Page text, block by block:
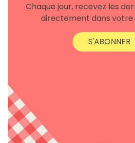
Chaque jour, recevez les
directement dans votre
S'ABONNER